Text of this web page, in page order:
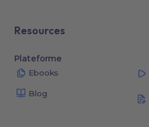
Resources
Plateforme
Ebooks
Blog